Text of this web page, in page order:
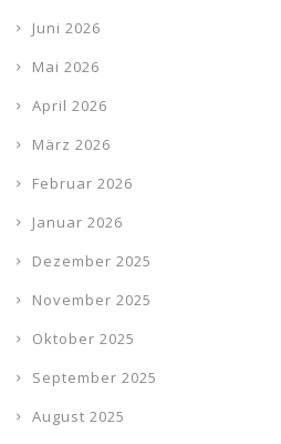
Juni 2026
Mai 2026
April 2026
März 2026
Februar 2026
Januar 2026
Dezember 2025
November 2025
Oktober 2025
September 2025
August 2025